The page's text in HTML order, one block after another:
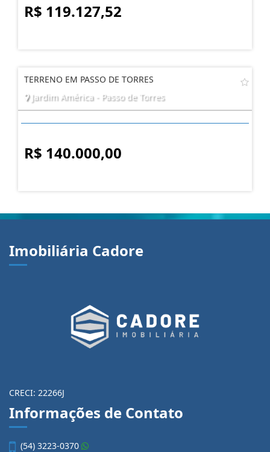
R$ 119.127,52
TERRENO EM PASSO DE TORRES
Jardim América - Passo de Torres
R$ 140.000,00
Imobiliária Cadore
CRECI: 22266J
Informações de Contato
(54) 3223-0370